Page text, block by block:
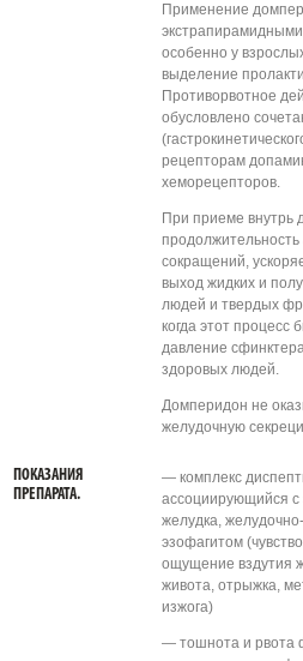
Применение
особенно у
выделение
Противорвотное
обусловлено
рецепторам
хеморецепторов.
При приеме внутрь
сокращений,
выход жидких и
людей и твердых
когда этот
давление
здоровых людей.
Домперидон не
желудочную
ПОКАЗАНИЯ
ПРЕПАРАТА.
— комплекс
ассоциирующийся
желудка,
эзофагитом
ощущение вздутия
живота, отрыжка,
изжога)
— тошнота и рвота